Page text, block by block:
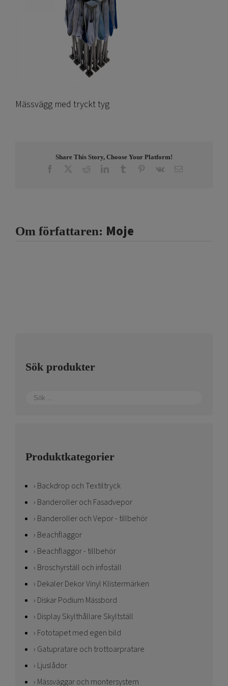
Mässvägg med tryckt tyg
Share This Story, Choose Your Platform!
Facebook RedditLinkedInTumblr Pinterest
Vk E-
Om författaren: Moje
Sök produkter
Produktkategorier
Backdrop och Textiltryck
Banderoller och Fasadvepor
Banderoller och Vepor - tillbehör
Beachflaggor
Beachflaggor - tillbehör
Broschyrställ och infoställ
Dekaler Dekor Vinyl Klistermärken
Diskar Podium Mässbord
Display Skylthållare Skyltställ
Fototapet med egen bild
Gatupratare och trottoarpratare
Ljuslådor
Mässväggar och montersystem